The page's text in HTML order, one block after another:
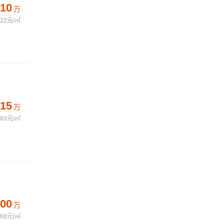
万
元/㎡
万
元/㎡
万
元/㎡